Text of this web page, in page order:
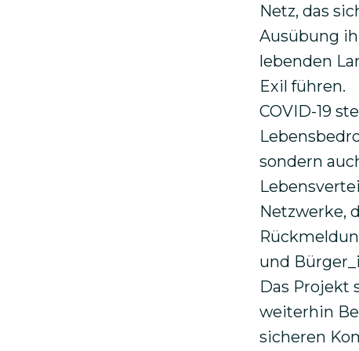
Netz, das
Ausübung
lebenden
Exil führen.
COVID-19
sondern
Netzwerke,
und
Das Projekt
weiterhin
sicheren